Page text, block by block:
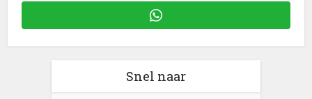
Snel naar